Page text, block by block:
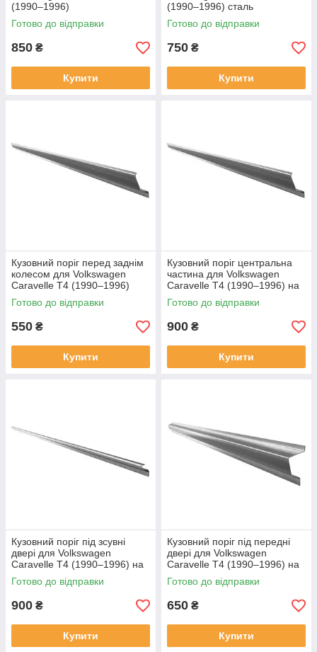
(1990–1996)
Готово до відправки
850 ₴
Купити
(1990–1996) сталь
Готово до відправки
750 ₴
Купити
Кузовний поріг перед заднім
колесом для Volkswagen
Caravelle T4 (1990–1996)
довга база
Готово до відправки
550 ₴
Купити
Кузовний поріг центральна
частина для Volkswagen
Caravelle T4 (1990–1996) на
всі бази
Готово до відправки
900 ₴
Купити
Кузовний поріг під зсувні
двері для Volkswagen
Caravelle T4 (1990–1996) на
всі бази
Готово до відправки
900 ₴
Купити
Кузовний поріг під передні
двері для Volkswagen
Caravelle T4 (1990–1996) на
всі бази
Готово до відправки
650 ₴
Купити